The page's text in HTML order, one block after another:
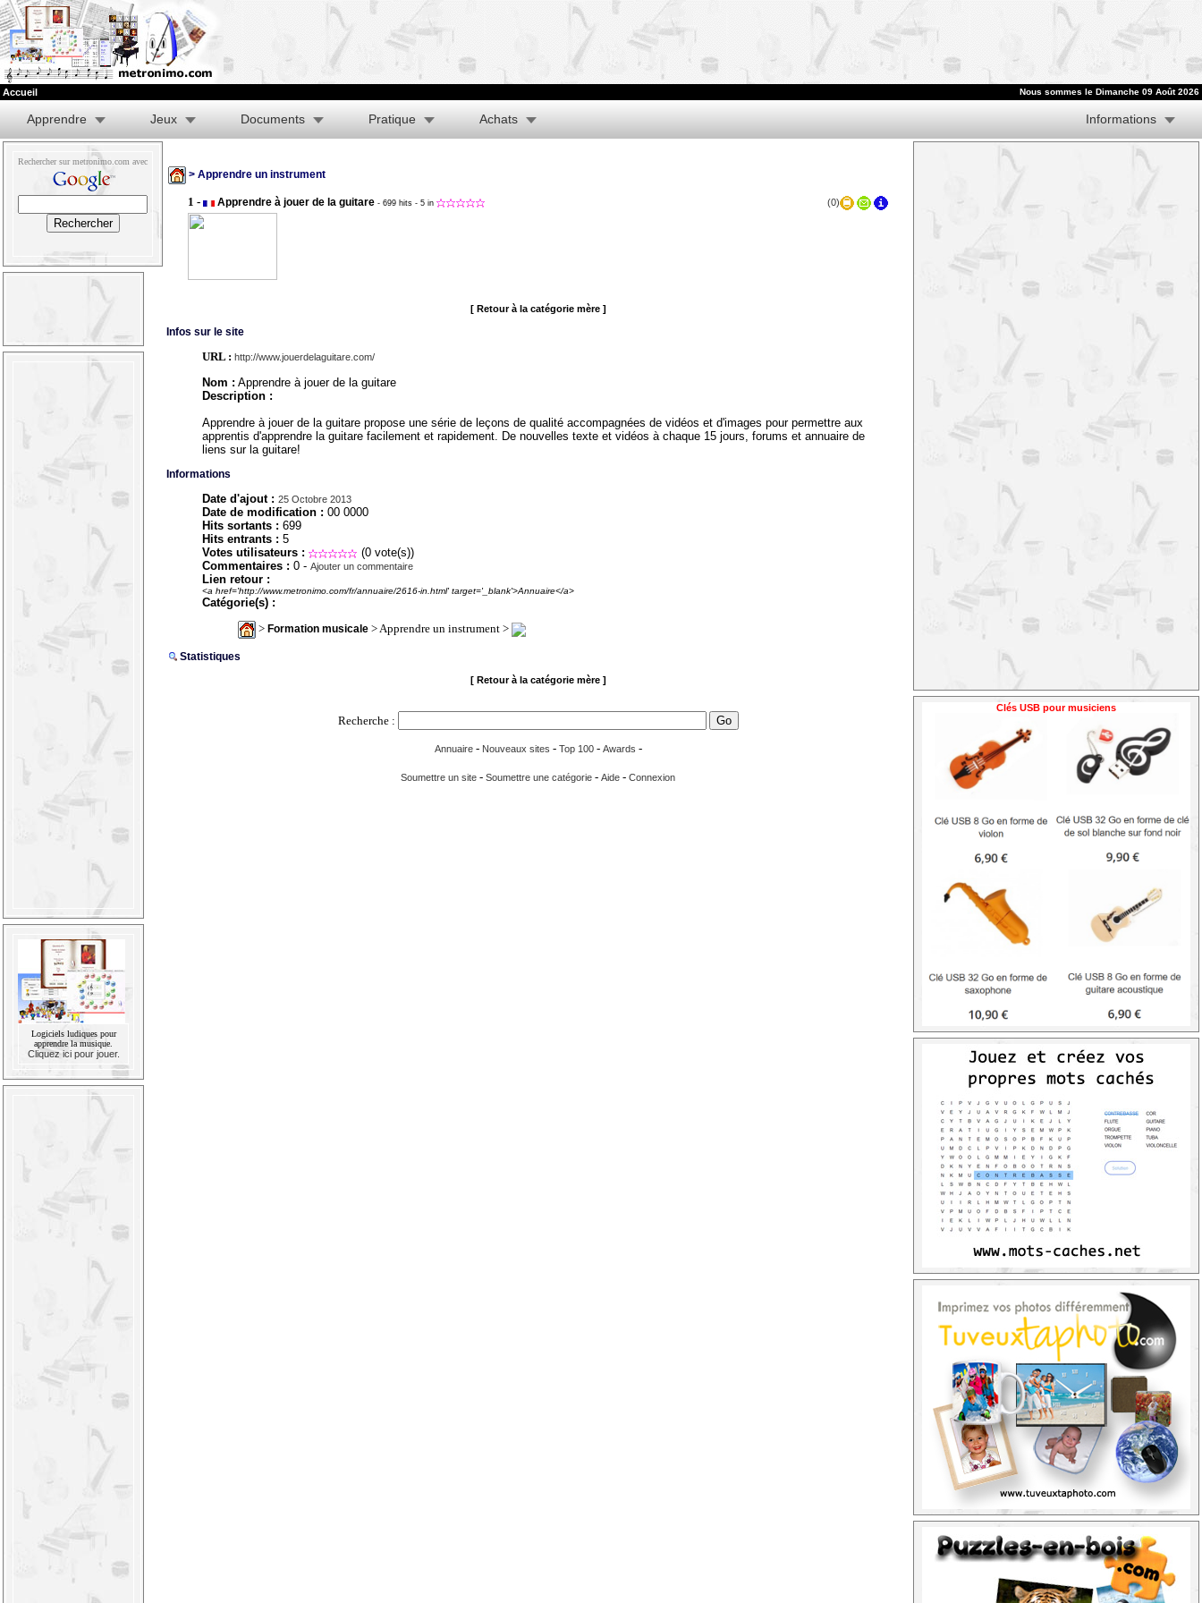
Accueil Nous sommes le Dimanche 09 Août 2026
Apprendre Jeux Documents Pratique Achats Informations
Rechercher sur metronimo.com avec
Logiciels ludiques pour
apprendre la musique.
Cliquez ici pour jouer.
> Apprendre un instrument
1 - Apprendre à jouer de la guitare - 699 hits - 5 in (0)
[ Retour à la catégorie mère ]
Infos sur le site
URL : http://www.jouerdelaguitare.com/
Nom : Apprendre à jouer de la guitare
Description :
Apprendre à jouer de la guitare propose une série de leçons de qualité accompagnées de vidéos et d'images pour permettre aux
apprentis d'apprendre la guitare facilement et rapidement. De nouvelles texte et vidéos à chaque 15 jours, forums et annuaire de
liens sur la guitare!
Informations
Date d'ajout : 25 Octobre 2013
Date de modification : 00 0000
Hits sortants : 699
Hits entrants : 5
Votes utilisateurs :
(0 vote(s))
Commentaires : 0 - Ajouter un commentaire
Lien retour :
<a href='http://www.metronimo.com/fr/annuaire/2616-in.html' target='_blank'>Annuaire</a>
Catégorie(s) :
> Formation musicale > Apprendre un instrument >
Statistiques
[ Retour à la catégorie mère ]
Recherche :
Annuaire- Nouveaux sites - Top 100- Awards -
Soumettre un site - Soumettre une catégorie - Aide - Connexion
Clés USB pour musiciens